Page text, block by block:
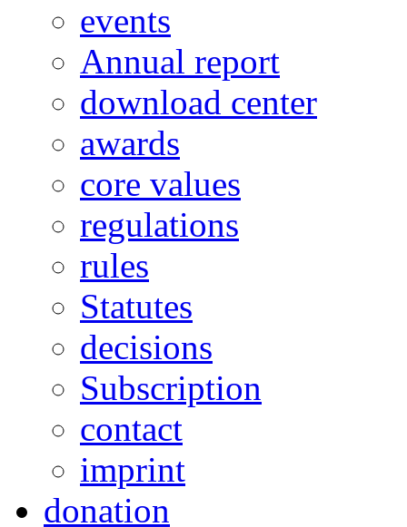
events
Annual report
download center
awards
core values
regulations
rules
Statutes
decisions
Subscription
contact
imprint
donation